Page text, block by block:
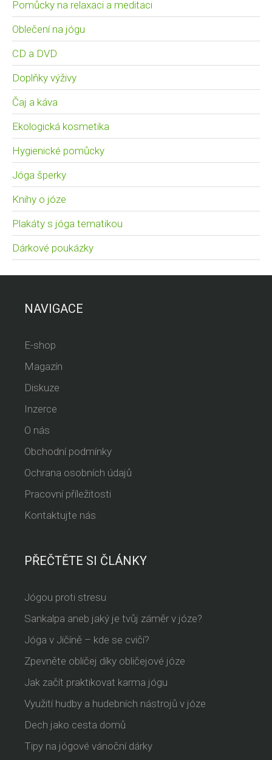
Pomůcky na relaxaci a meditaci
Oblečení na jógu
CD a DVD
Doplňky výživy
Čaj a káva
Ekologická kosmetika
Hygienické pomůcky
Jóga šperky
Knihy o józe
Plakáty s jóga tematikou
Dárkové poukázky
NAVIGACE
E-shop
Magazín
Diskuze
Inzerce
O nás
Obchodní podmínky
Ochrana osobních údajů
Pracovní příležitosti
Kontaktujte nás
PŘEČTĚTE SI ČLÁNKY
Jógou proti stresu
Sankalpa aneb jaký je tvůj záměr v józe?
Jóga v Jičíně – kde se cvičí?
Zpevněte obličej díky obličejové józe
Jak začít praktikovat karma jógu
Využití hudby a hudebních nástrojů v józe
Dech jako cesta domů
Tipy na jógové vánoční dárky